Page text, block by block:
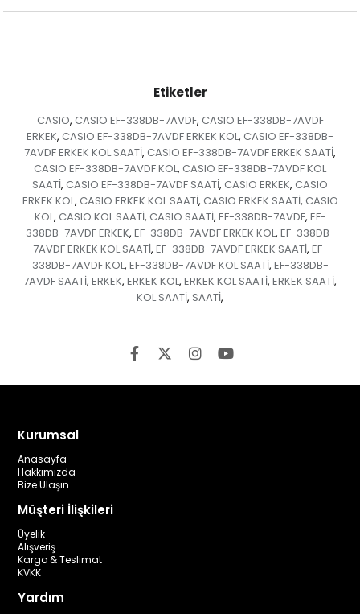
Etiketler
CASIO, CASIO EF-338DB-7AVDF, CASIO EF-338DB-7AVDF
ERKEK, CASIO EF-338DB-7AVDF ERKEK KOL, CASIO EF-338DB-
7AVDF ERKEK KOL SAATİ, CASIO EF-338DB-7AVDF ERKEK SAATİ,
CASIO EF-338DB-7AVDF KOL, CASIO EF-338DB-7AVDF KOL
SAATİ, CASIO EF-338DB-7AVDF SAATİ, CASIO ERKEK, CASIO
ERKEK KOL, CASIO ERKEK KOL SAATİ, CASIO ERKEK SAATİ, CASIO
KOL, CASIO KOL SAATİ, CASIO SAATİ, EF-338DB-7AVDF, EF-
338DB-7AVDF ERKEK, EF-338DB-7AVDF ERKEK KOL, EF-338DB-
7AVDF ERKEK KOL SAATİ, EF-338DB-7AVDF ERKEK SAATİ, EF-
338DB-7AVDF KOL, EF-338DB-7AVDF KOL SAATİ, EF-338DB-
7AVDF SAATİ, ERKEK, ERKEK KOL, ERKEK KOL SAATİ, ERKEK SAATİ,
KOL SAATİ, SAATİ,
Kurumsal
Anasayfa
Hakkımızda
Bize Ulaşın
Müşteri İlişkileri
Üyelik
Alışveriş
Kargo & Teslimat
KVKK
Yardım